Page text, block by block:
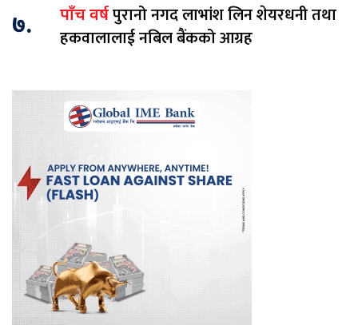
७. पाँच वर्षपुरानो नगद लाभांश लिन शेयरधनी तथा
हकवालालाई नबिल बैंकको आग्रह